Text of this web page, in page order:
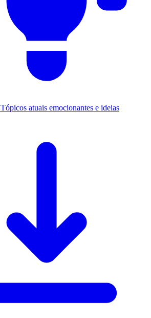
Tópicos atuais emocionantes e ideias